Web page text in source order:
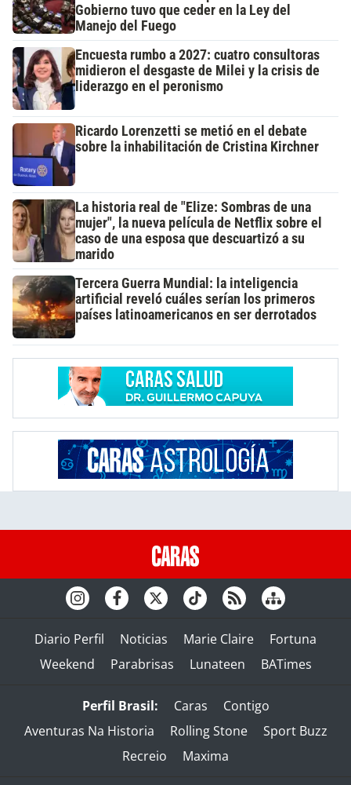
Gobierno tuvo que ceder en la Ley del
Manejo del Fuego
Encuesta rumbo a 2027: cuatro consultoras
midieron el desgaste de Milei y la crisis de
liderazgo en el peronismo
Ricardo Lorenzetti se metió en el debate
sobre la inhabilitación de Cristina Kirchner
La historia real de "Elize: Sombras de una
mujer", la nueva película de Netflix sobre el
caso de una esposa que descuartizó a su
marido
Tercera Guerra Mundial: la inteligencia
artificial reveló cuáles serían los primeros
países latinoamericanos en ser derrotados
Diario Perfil Noticias Marie Claire
Fortuna
Weekend
Parabrisas Lunateen BATimes
Perfil Brasil: Caras
Contigo
Aventuras Na Historia
Rolling Stone
Sport Buzz
Recreio
Maxima